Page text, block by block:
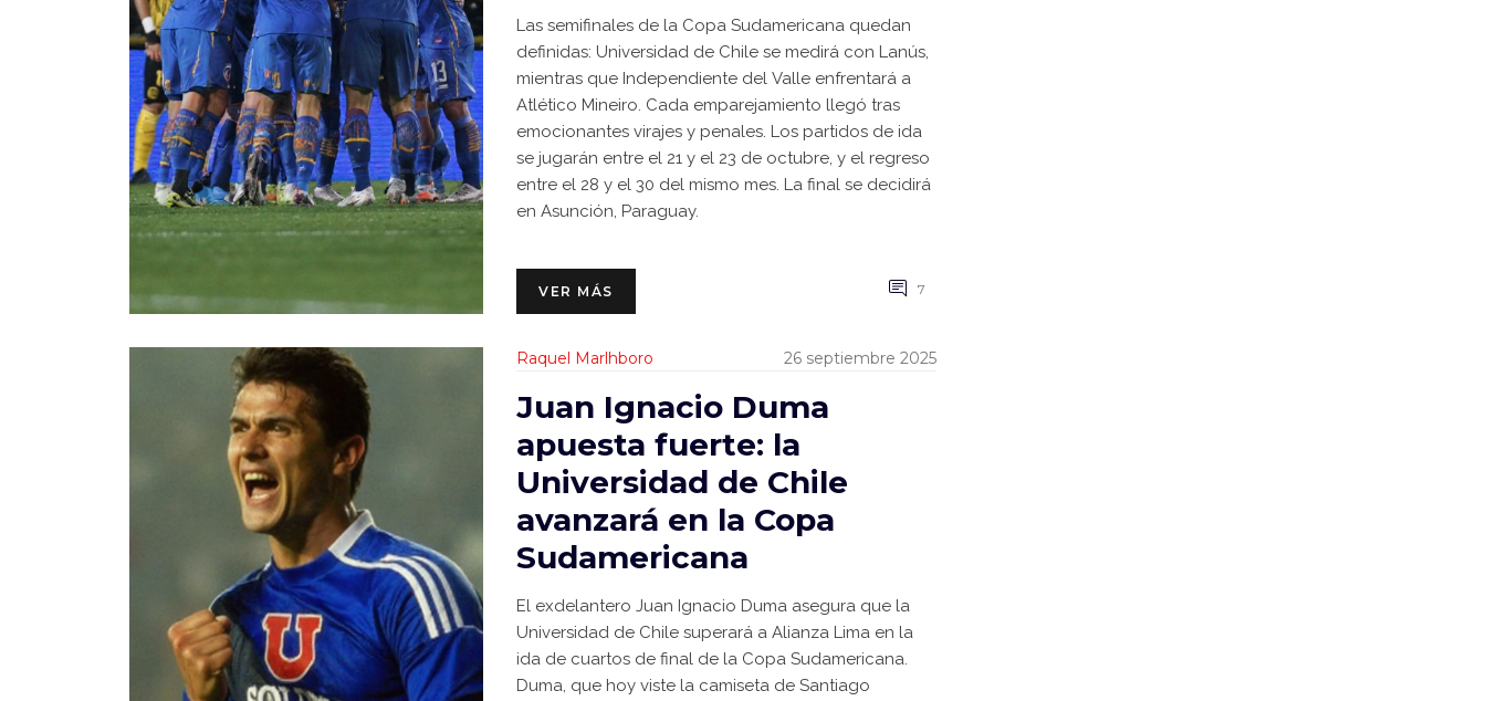
Las semifinales de la Copa Sudamericana quedan
definidas: Universidad de Chile se medirá con Lanús,
mientras que Independiente del Valle enfrentará a
Atlético Mineiro. Cada emparejamiento llegó tras
emocionantes virajes y penales. Los partidos de ida
se jugarán entre el 21 y el 23 de octubre, y el regreso
entre el 28 y el 30 del mismo mes. La final se decidirá
en Asunción, Paraguay.
VER MÁS 7
Raquel Marlhboro 26 septiembre 2025
Juan Ignacio Duma
apuesta fuerte: la
Universidad de Chile
avanzará en la Copa
Sudamericana
El exdelantero Juan Ignacio Duma asegura que la
Universidad de Chile superará a Alianza Lima en la
ida de cuartos de final de la Copa Sudamericana.
Duma, que hoy viste la camiseta de Santiago